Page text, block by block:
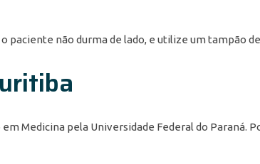
paciente não durma de lado, e utilize um tampão
Medicina pela Universidade Federal do Paraná.